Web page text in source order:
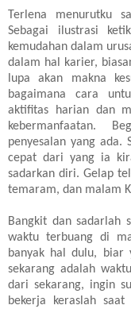
Terlena menurutku
Sebagai ilustrasi
kemudahan dalam
dalam hal karier,
lupa akan makna
bagaimana cara
aktifitas harian dan
kebermanfaatan.
penyesalan yang ada.
cepat dari yang ia
sadarkan diri. Gelap
temaram, dan malam
Bangkit dan sadarlah
waktu terbuang di
banyak hal dulu, biar
sekarang adalah
dari sekarang, ingin
bekerja keraslah